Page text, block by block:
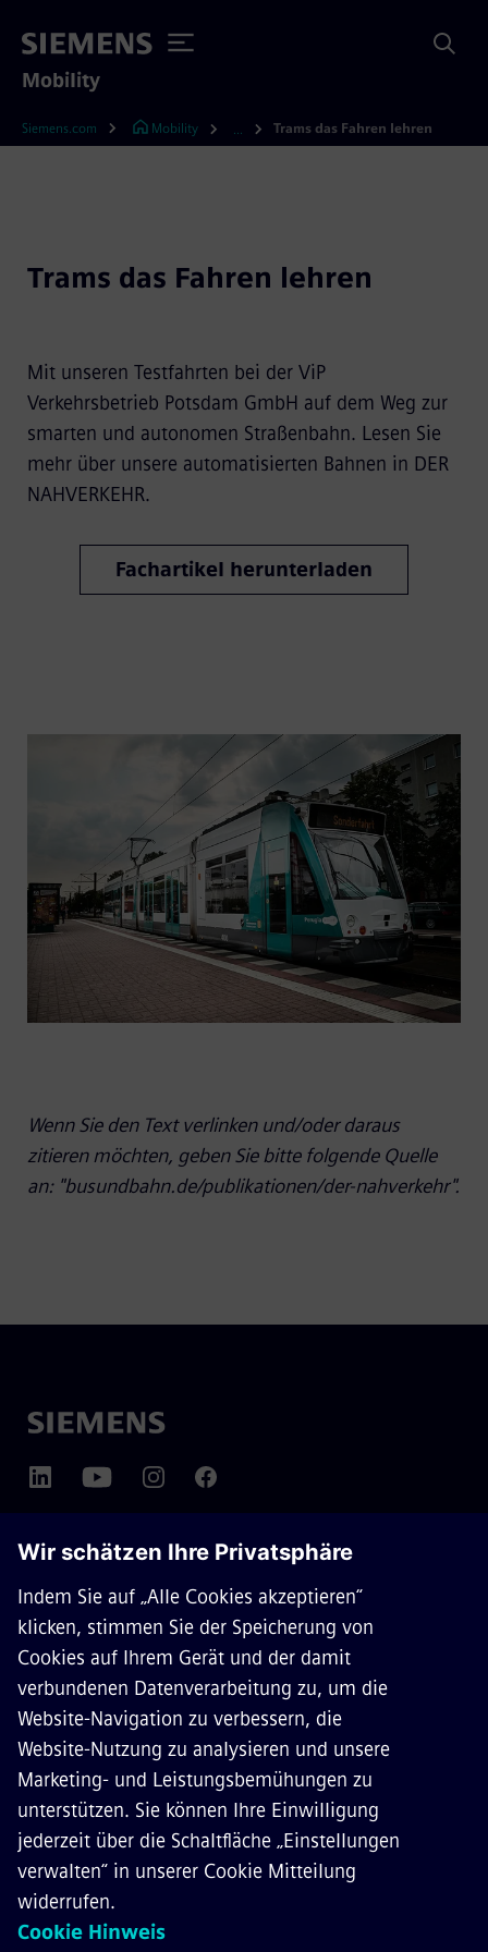
Mobility
Siemens.com Mobility Trams das Fahren lehren
Trams das Fahren lehren
Mit unseren Testfahrten bei der ViP
Verkehrsbetrieb Potsdam GmbH auf dem Weg zur
smarten und autonomen Straßenbahn. Lesen Sie
mehr über unsere automatisierten Bahnen in DER
NAHVERKEHR.
Fachartikel herunterladen
Wenn Sie den Text verlinken und/oder daraus
zitieren möchten, geben Sie bitte folgende Quelle
an: "busundbahn.de/publikationen/der-nahverkehr".
ÜBER SIEMENS MOBILITY
KONTAKT
KARRIERE
© Siemens Mobility2026
Datenschutz
Cookie Richtlinien